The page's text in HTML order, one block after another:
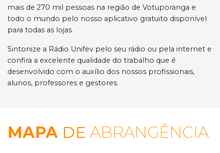
mais de 270 mil pessoas na região de Votuporanga e
todo o mundo pelo nosso aplicativo gratuito disponível
para todas as lojas.
Sintonize a Rádio Unifev pelo seu rádio ou pela internet e
confira a excelente qualidade do trabalho que é
desenvolvido com o auxílio dos nossos profissionais,
alunos, professores e gestores.
MAPA DE ABRANGÊNCIA